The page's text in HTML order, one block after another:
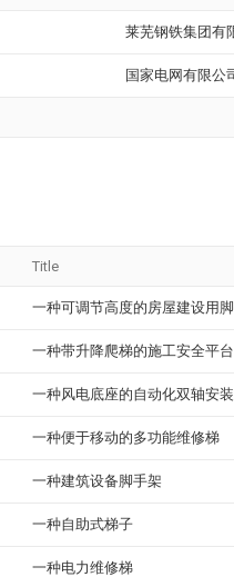
莱芜钢铁集团有
国家电网有限公
Title
一种可调节高度的房屋建设用
一种带升降爬梯的施工安全平台
一种风电底座的自动化双轴安
一种便于移动的多功能维修梯
一种建筑设备脚手架
一种自助式梯子
一种电力维修梯